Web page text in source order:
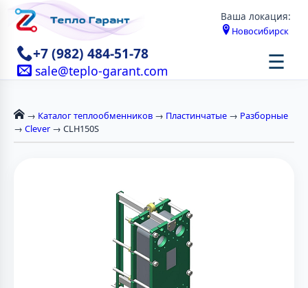
Ваша локация:
Новосибирск
+7 (982) 484-51-78
sale@teplo-garant.com ☰
→ Каталог теплообменников → Пластинчатые → Разборные
→ Clever → CLH150S